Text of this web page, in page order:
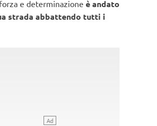
e determinazione è andato
strada abbattendo tutti i